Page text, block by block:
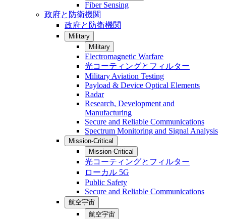
Fiber Sensing
政府と防衛機関
政府と防衛機関
Military
Military
Electromagnetic Warfare
光コーティングとフィルター
Military Aviation Testing
Payload & Device Optical Elements
Radar
Research, Development and
Manufacturing
Secure and Reliable Communications
Spectrum Monitoring and Signal Analysis
Mission-Critical
Mission-Critical
光コーティングとフィルター
ローカル 5G
Public Safety
Secure and Reliable Communications
航空宇宙
航空宇宙